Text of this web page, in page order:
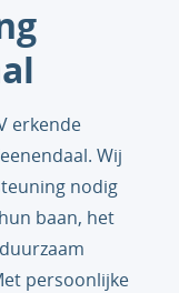
erkende
Wij
nodig
baan, het
persoonlijke